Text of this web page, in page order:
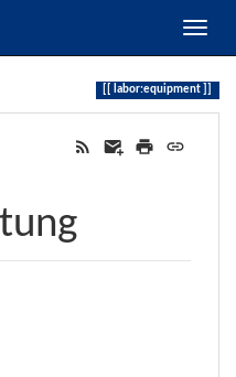
labor:equipment